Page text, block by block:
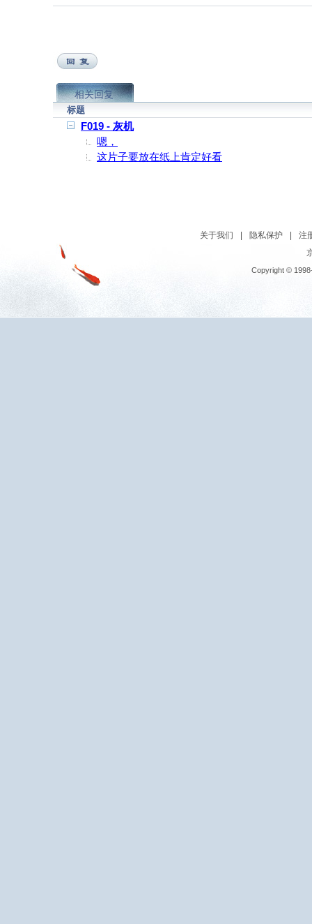
相关回复
标题
F019 - 灰机
嗯，
这片子要放在纸上肯定好看
关于我们 隐私保护
注
Copyright ©